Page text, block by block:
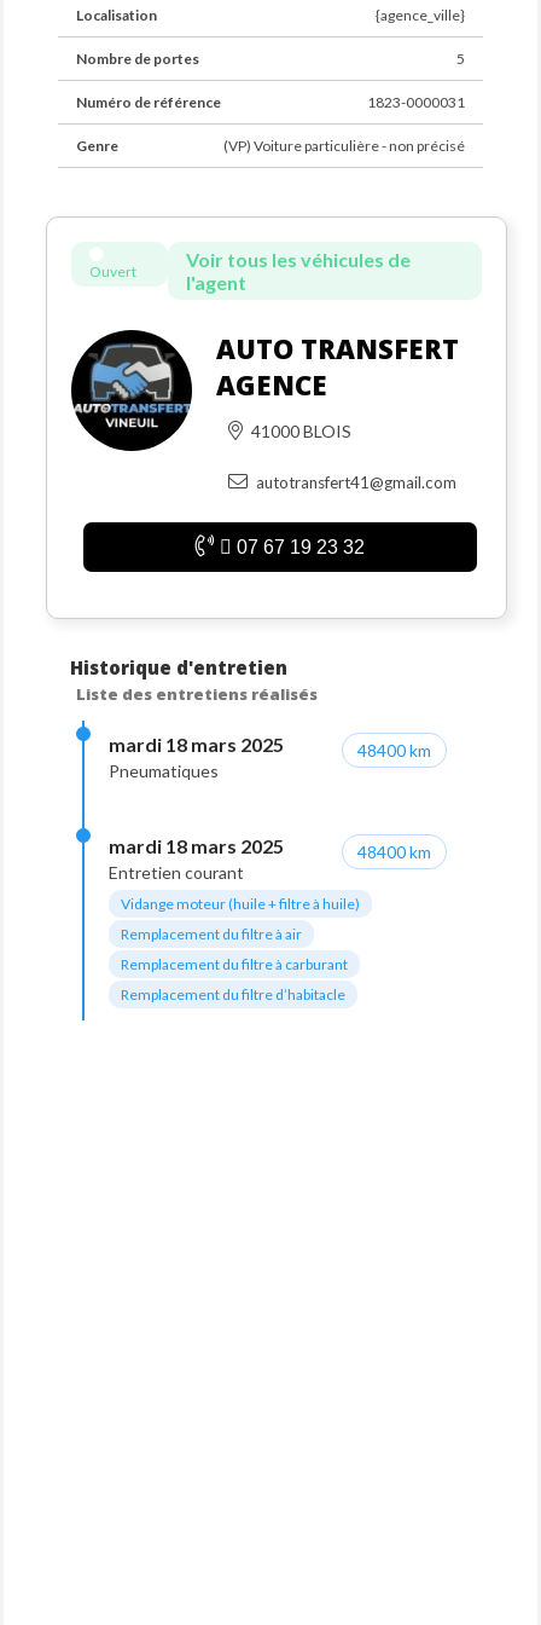
Localisation {agence_ville}
Nombre de portes 5
Numéro de référence 1823-0000031
Genre (VP) Voiture particulière - non précisé
Ouvert
Voir tous les véhicules de
l'agent
AUTO TRANSFERT
AGENCE
41000 BLOIS
autotransfert41@gmail.com
07 67 19 23 32
Historique d'entretien
Liste des entretiens réalisés
mardi 18 mars 2025
Pneumatiques
48400 km
mardi 18 mars 2025
Entretien courant
Vidange moteur (huile + filtre à huile)
Remplacement du filtre à air
Remplacement du filtre à carburant
Remplacement du filtre d’habitacle
48400 km